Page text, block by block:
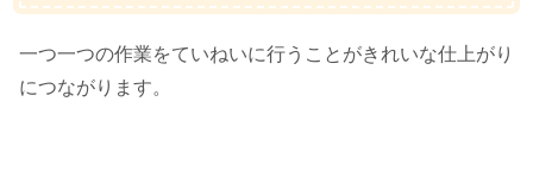
一つ一つの作業をていねいに行うことがきれいな仕上がり
につながります。